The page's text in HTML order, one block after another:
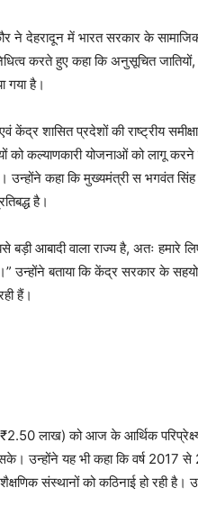
ने देहरादून में भारत सरकार के
करते हुए कहा कि अनुसूचित
गया है।
केंद्र शासित प्रदेशों की राष्ट्रीय
को कल्याणकारी योजनाओं को लागू
उन्होंने कहा कि मुख्यमंत्री स भगवंत
है।
आबादी वाला राज्य है, अतः हमारे
उन्होंने बताया कि केंद्र सरकार के
हैं।
लाख) को आज के आर्थिक
सके। उन्होंने यह भी कहा कि वर्ष 2017
संस्थानों को कठिनाई हो रही